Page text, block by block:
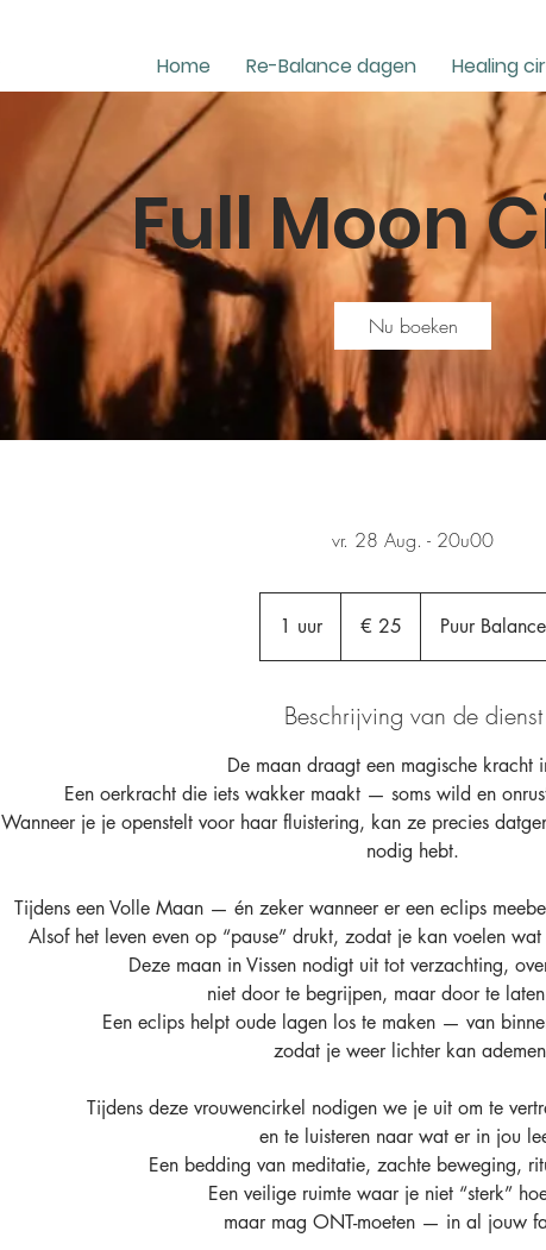
Home Re-Balance dagen Healing
Full Moon
Nu boeken
vr. 28 Aug. - 20u00
1 uur
u
€ 25 Puur Balance
Beschrijving van de dienst
De maan draagt een magische kracht
Een oerkracht die iets wakker maakt — soms wild en
Wanneer je je openstelt voor haar fluistering, kan ze precies
nodig hebt.
Tijdens een Volle Maan — én zeker wanneer er een eclips
Alsof het leven even op “pause” drukt, zodat je kan voelen
Deze maan in Vissen nodigt uit tot verzachting,
niet door te begrijpen, maar door te
Een eclips helpt oude lagen los te maken — van
zodat je weer lichter kan
Tijdens deze vrouwencirkel nodigen we je uit om te
en te luisteren naar wat er in jou
Een bedding van meditatie, zachte beweging,
Een veilige ruimte waar je niet “sterk”
maar mag ONT-moeten — in al jouw